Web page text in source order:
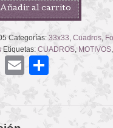
Añadir al carrito
Categorías: 33x33 Cuadros,
Etiquetas: CUADROS, MOTIVOS,
Mastodon
Email